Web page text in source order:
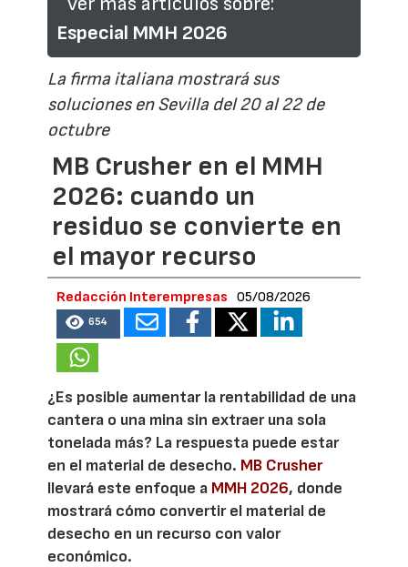
Especial MMH 2026
La firma italiana mostrará sus
soluciones en Sevilla del 20 al 22 de
octubre
MB Crusher en el MMH
2026: cuando un
residuo se convierte en
el mayor recurso
Redacción Interempresas 05/08/2026
654
¿Es posible aumentar la rentabilidad de una
cantera o una mina sin extraer una sola
tonelada más? La respuesta puede estar
en el material de desecho. MB Crusher
llevará este enfoque a MMH 2026, donde
mostrará cómo convertir el material de
desecho en un recurso con valor
económico.